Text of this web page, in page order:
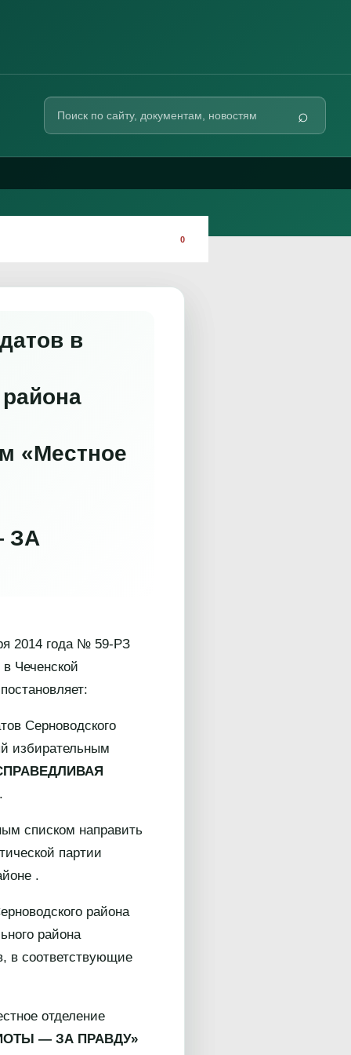
Поиск
сайту
⌕
0
в
«Местное
ЗА
2014 года № 59-РЗ
Чеченской
Серноводского
избирательным
списком направить
партии
.
района
района
в соответствующие
отделение
— ЗА ПРАВДУ»